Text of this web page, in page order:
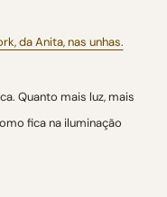
Quanto mais luz, mais
fica na iluminação